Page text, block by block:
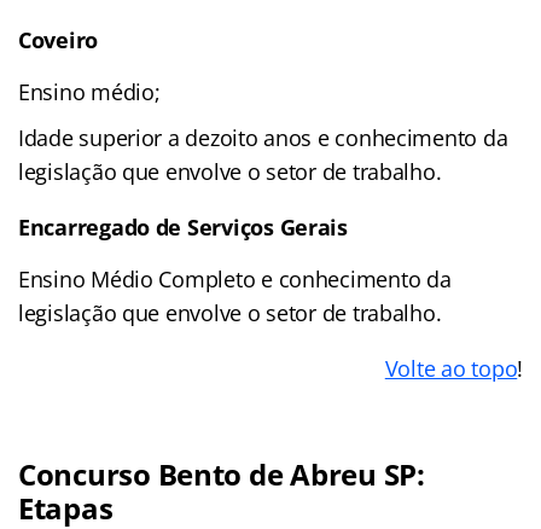
Coveiro
Ensino médio;
Idade superior a dezoito anos e conhecimento da
legislação que envolve o setor de trabalho.
Encarregado de Serviços Gerais
Ensino Médio Completo e conhecimento da
legislação que envolve o setor de trabalho.
Volte ao topo!
Concurso Bento de Abreu SP:
Etapas